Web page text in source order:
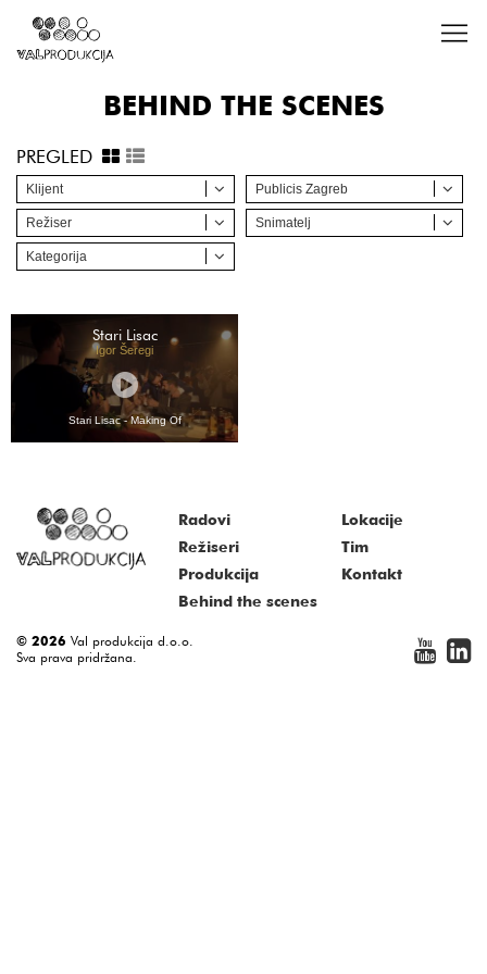
BEHIND THE SCENES
PREGLED
Klijent Publicis Zagreb
Režiser Snimatelj
Kategorija
Stari Lisac
Igor Šeregi
Stari Lisac - Making Of
Radovi
Režiseri
Produkcija
Lokacije
Tim
Kontakt
Behind the scenes
© 2026 Val produkcija d.o.o.
Sva prava pridržana.